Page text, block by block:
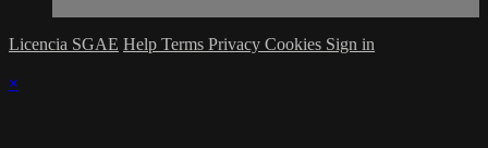
Licencia SGAE Help Terms Privacy Cookies Sign in
×